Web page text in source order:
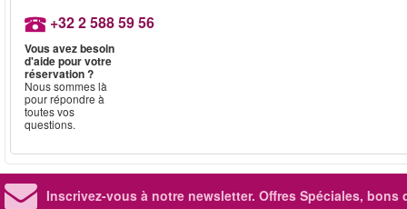
+32 2 588 59 56
Vous avez besoin
d'aide pour votre
réservation ?
Nous sommes là
pour répondre à
toutes vos
questions.
Inscrivez-vous à notre newsletter. Offres Spéciales, bons